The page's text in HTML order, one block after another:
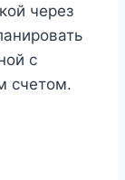
через
с
счетом.